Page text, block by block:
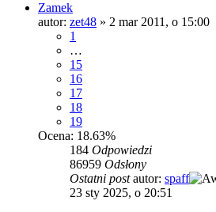
Zamek
autor: zet48 » 2 mar 2011, o 15:00
1
…
15
16
17
18
19
Ocena: 18.63%
184 Odpowiedzi
86959 Odsłony
Ostatni postautor: spaff
23 sty 2025, o 20:51